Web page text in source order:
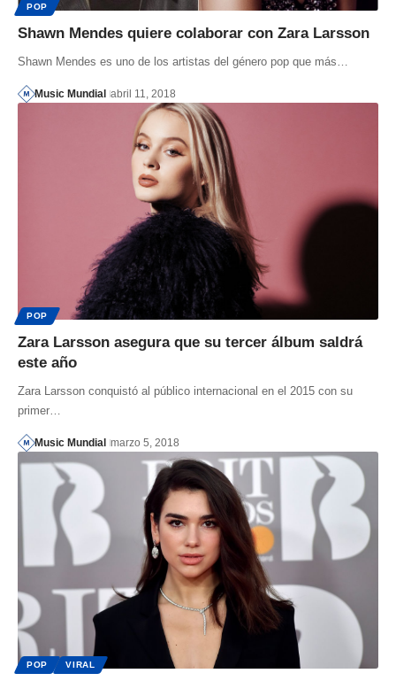
POP
Shawn Mendes quiere colaborar con Zara Larsson
Shawn Mendes es uno de los artistas del género pop que más…
Music Mundial abril 11, 2018
POP
Zara Larsson asegura que su tercer álbum saldrá
este año
Zara Larsson conquistó al público internacional en el 2015 con su
primer…
Music Mundial marzo 5, 2018
POP VIRAL